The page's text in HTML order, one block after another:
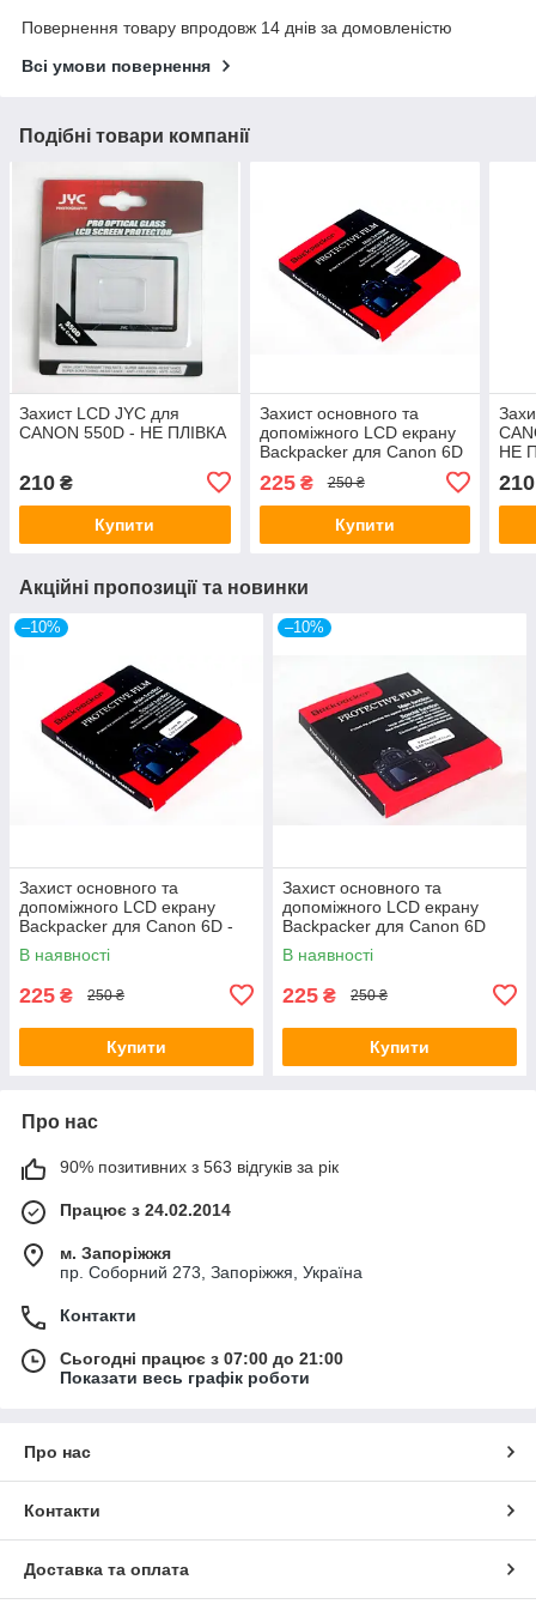
Повернення товару впродовж 14 днів за домовленістю
Всі умови повернення
Подібні товари компанії
Захист LCD JYC для
CANON 550D - НЕ ПЛІВКА
210 ₴
Купити
Захист основного та
допоміжного LCD екрану
Backpacker для Canon 6D
225₴ 250 ₴
Купити
НЕ
210
Акційні пропозиції та новинки
–10%
Захист основного та
допоміжного LCD екрану
Backpacker для Canon 6D -
загартоване скло
В наявності
225 ₴ 250 ₴
Купити
–10%
Захист основного та
допоміжного LCD екрану
Backpacker для Canon 6D
Mark II - загартоване скло
В наявності
225 ₴ 250 ₴
Купити
Про нас
90% позитивних з 563 відгуків за рік
Працює з 24.02.2014
м. Запоріжжя
пр. Соборний 273, Запоріжжя, Україна
Контакти
Сьогодні працює з 07:00 до 21:00
Показати весь графік роботи
Про нас
Контакти
Доставка та оплата